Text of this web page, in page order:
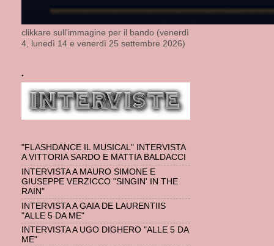
clikkare sull'immagine per il bando (venerdì
4, lunedì 14 e venerdì 25 settembre 2026)
.
"FLASHDANCE IL MUSICAL" INTERVISTA
A VITTORIA SARDO E MATTIA BALDACCI
INTERVISTA A MAURO SIMONE E
GIUSEPPE VERZICCO "SINGIN' IN THE
RAIN"
INTERVISTA A GAIA DE LAURENTIIS
"ALLE 5 DA ME"
INTERVISTA A UGO DIGHERO "ALLE 5 DA
ME"